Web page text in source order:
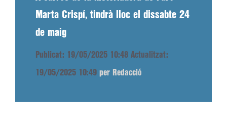
Marta Crispí, tindrà lloc el dissabte 24
de maig
Publicat: 19/05/2025 10:48 Actualitzat:
19/05/2025 10:49 per Redacció